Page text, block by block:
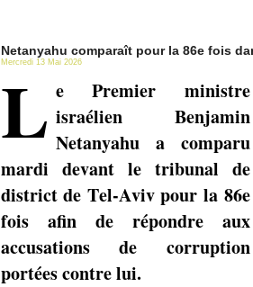
Netanyahu comparaît pour la 86e fois
Mercredi 13 Mai 2026
L e Premier ministre
israélien Benjamin
Netanyahu a comparu
mardi devant le tribunal de
district de Tel-Aviv pour la 86e
fois afin de répondre aux
accusations de corruption
portées contre lui.